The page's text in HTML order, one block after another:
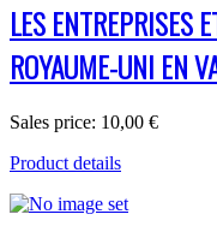
LES ENTREPRISES
ROYAUME-UNI EN
Sales price: 10,00 €
Product details